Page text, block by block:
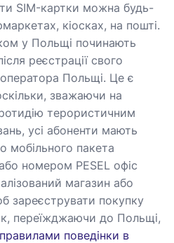
SIM-картки можна будь-
кіосках, на пошті.
у Польщі починають
реєстрації свого
Польщі. Це є
зважаючи на
терористичним
усі абоненти мають
мобільного пакета
номером PESEL офіс
магазин або
зареєструвати покупку
переїжджаючи до Польщі,
правилами поведінки в